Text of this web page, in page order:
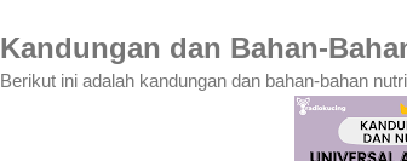
Kandungan dan Bahan-
Berikut ini adalah kandungan dan bahan-bahan